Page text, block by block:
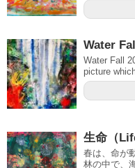
Water
Water Fall
picture
生命（
春は、命が
林の中で、